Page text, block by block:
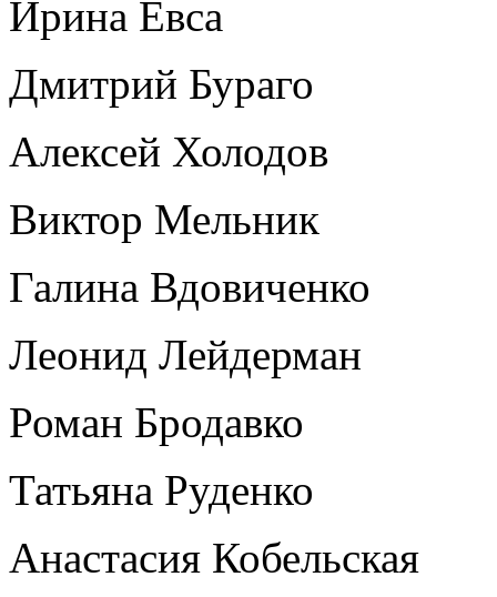
Ирина Евса
Дмитрий Бураго
Алексей Холодов
Виктор Мельник
Галина Вдовиченко
Леонид Лейдерман
Роман Бродавко
Татьяна Руденко
Анастасия Кобельская